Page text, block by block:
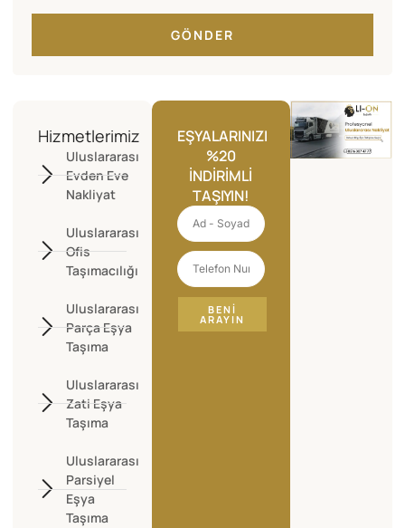
GÖNDER
Hizmetlerimiz
Uluslararası
Evden Eve
Nakliyat
Uluslararası
Ofis
Taşımacılığı
Uluslararası
Parça Eşya
Taşıma
Uluslararası
Zati Eşya
Taşıma
Uluslararası
Parsiyel
Eşya
Taşıma
EŞYALARINIZI
%20
İNDIRIMLI
TAŞIYIN!
BENI
ARAYIN